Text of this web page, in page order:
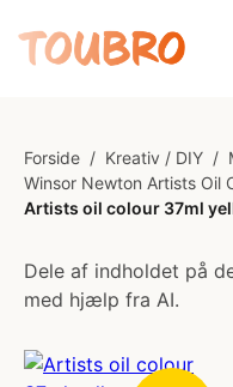
Forside / Kreativ / DIY /
Winsor Newton Artists Oil
Artists oil colour 37ml
Dele af indholdet på
med hjælp fra AI.